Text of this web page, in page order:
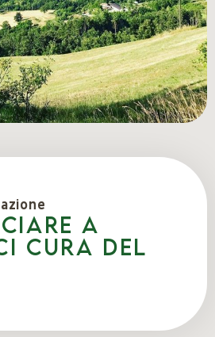
a
cura del